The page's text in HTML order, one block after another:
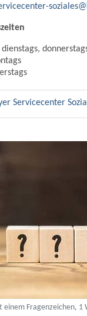
dienstags,
montags 14
Servicecenter
einem Fragenzeichen,